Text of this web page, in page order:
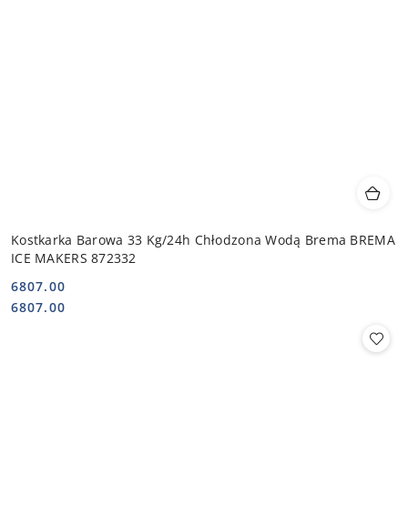
Kostkarka Barowa 33 Kg/24h Chłodzona Wodą Brema BREMA
ICE MAKERS 872332
Cena:
6807.00
Cena:
6807.00